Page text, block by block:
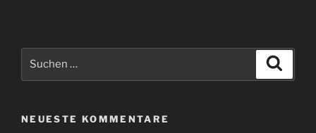
NEUESTE KOMMENTARE